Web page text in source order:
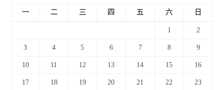
一 二 三 四 五 六 日
1 2
3 4 5 6 7 8 9
10 11 12 13 14 15 16
17 18 19 20 21 22 23